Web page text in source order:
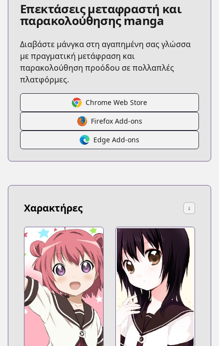
Επεκτάσεις μεταφραστή και
παρακολούθησης manga
Διαβάστε μάνγκα στη αγαπημένη σας γλώσσα
με πραγματική μετάφραση και
παρακολούθηση προόδου σε πολλαπλές
πλατφόρμες.
Chrome Web Store
Firefox Add-ons
Edge Add-ons
Χαρακτήρες ↓